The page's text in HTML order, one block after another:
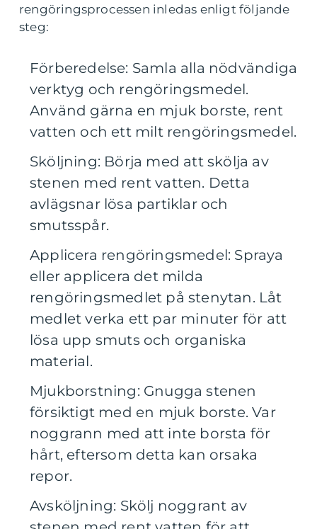
rengöringsprocessen inledas enligt följande
steg:
Förberedelse: Samla alla nödvändiga
verktyg och rengöringsmedel.
Använd gärna en mjuk borste, rent
vatten och ett milt rengöringsmedel.
Sköljning: Börja med att skölja av
stenen med rent vatten. Detta
avlägsnar lösa partiklar och
smutsspår.
Applicera rengöringsmedel: Spraya
eller applicera det milda
rengöringsmedlet på stenytan. Låt
medlet verka ett par minuter för att
lösa upp smuts och organiska
material.
Mjukborstning: Gnugga stenen
försiktigt med en mjuk borste. Var
noggrann med att inte borsta för
hårt, eftersom detta kan orsaka
repor.
Avsköljning: Skölj noggrant av